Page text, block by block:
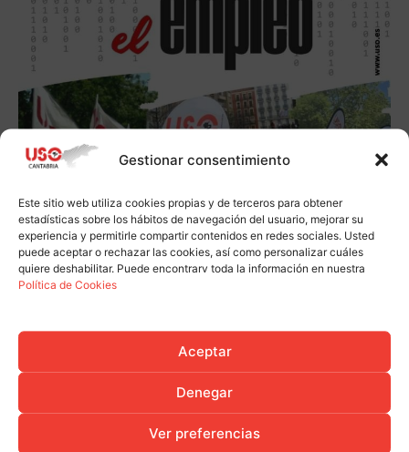
Gestionar consentimiento
Este sitio web utiliza cookies propias y de terceros para obtener
estadísticas sobre los hábitos de navegación del usuario, mejorar su
experiencia y permitirle compartir contenidos en redes sociales. Usted
puede aceptar o rechazar las cookies, así como personalizar cuáles
quiere deshabilitar. Puede encontrarv toda la información en nuestra
Política de Cookies
Aceptar
Denegar
Ver preferencias